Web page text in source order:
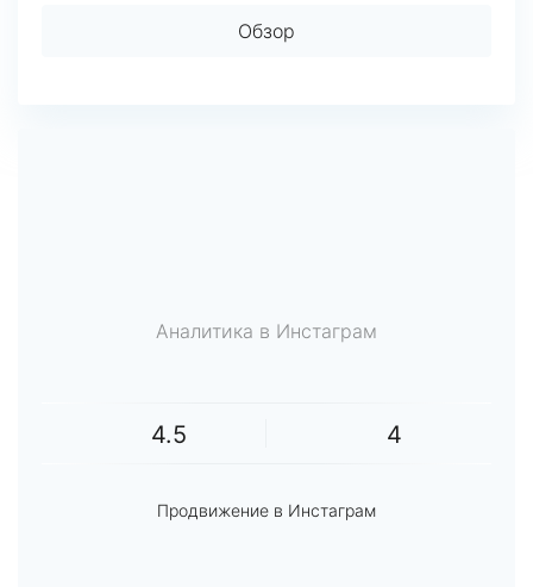
Обзор
Аналитика в Инстаграм
4.5 4
Продвижение в Инстаграм